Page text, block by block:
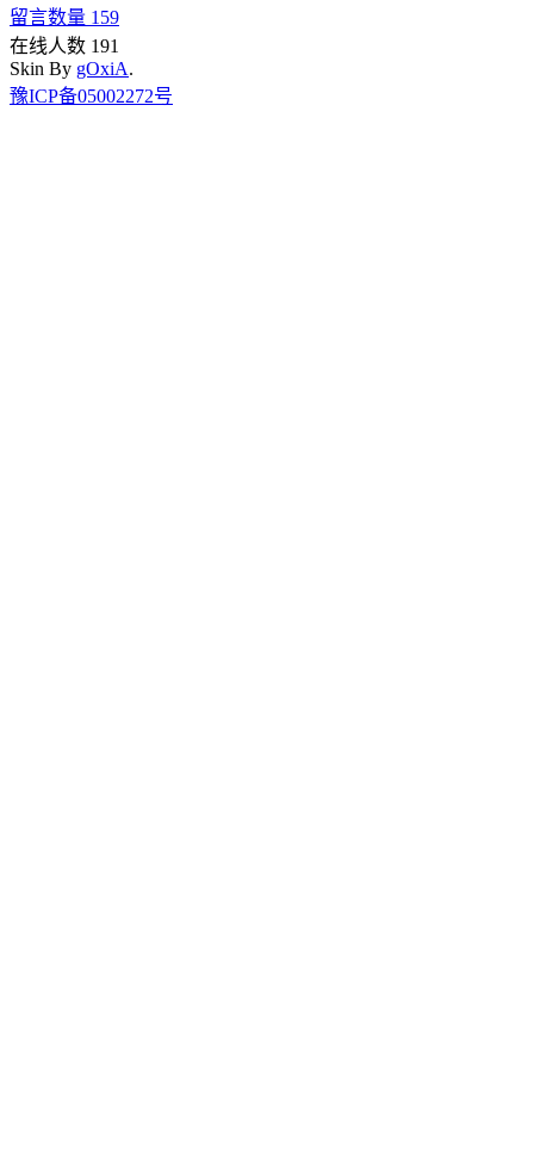
留言数量 159
在线人数 191
Skin By gOxiA.
豫ICP备05002272号